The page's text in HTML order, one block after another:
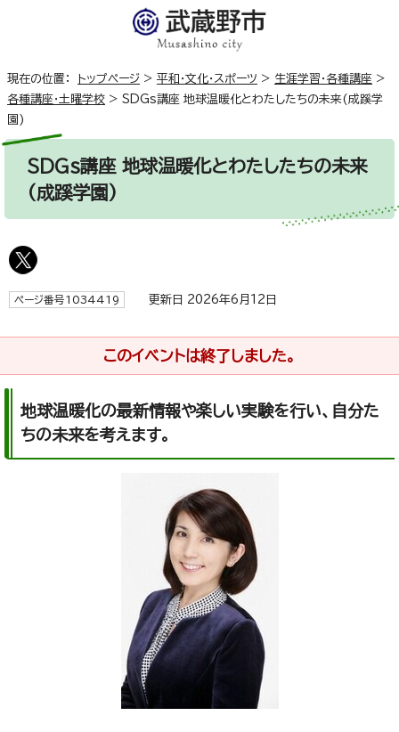
現在の位置： トップページ > 平和・文化・スポーツ > 生涯学習・各種講座 >
各種講座・土曜学校 > SDGs講座 地球温暖化とわたしたちの未来(成蹊学
園)
SDGs講座 地球温暖化とわたしたちの未来
(成蹊学園)
ページ番号1034419 更新日 2026年6月12日
このイベントは終了しました。
地球温暖化の最新情報や楽しい実験を行い、自分た
ちの未来を考えます。